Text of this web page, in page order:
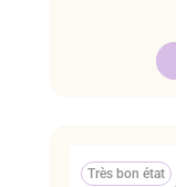
Très bon état